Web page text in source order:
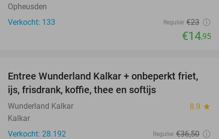
Opheusden
Verkocht: 133
Regulier €23
€14,95
32%
Entree Wunderland Kalkar + onbeperkt friet,
ijs, frisdrank, koffie, thee en softijs
Wunderland Kalkar 8.9 star
Kalkar
Verkocht: 28.192
Regulier €36,50